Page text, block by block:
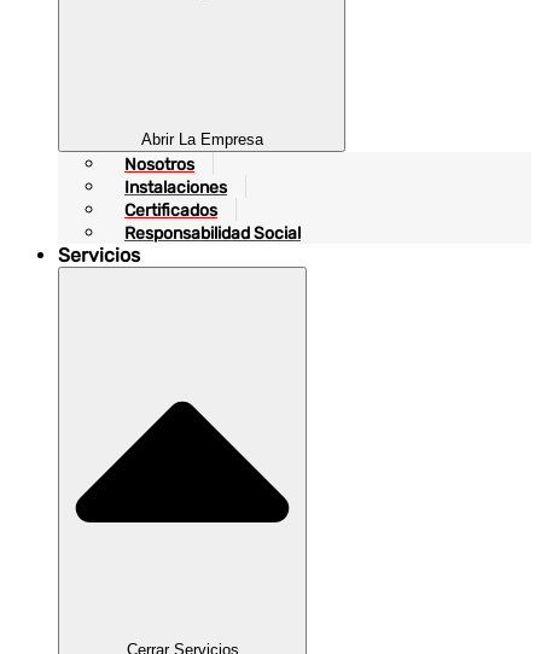
Abrir La Empresa
Nosotros
Instalaciones
Certificados
Responsabilidad Social
Servicios
Cerrar Servicios